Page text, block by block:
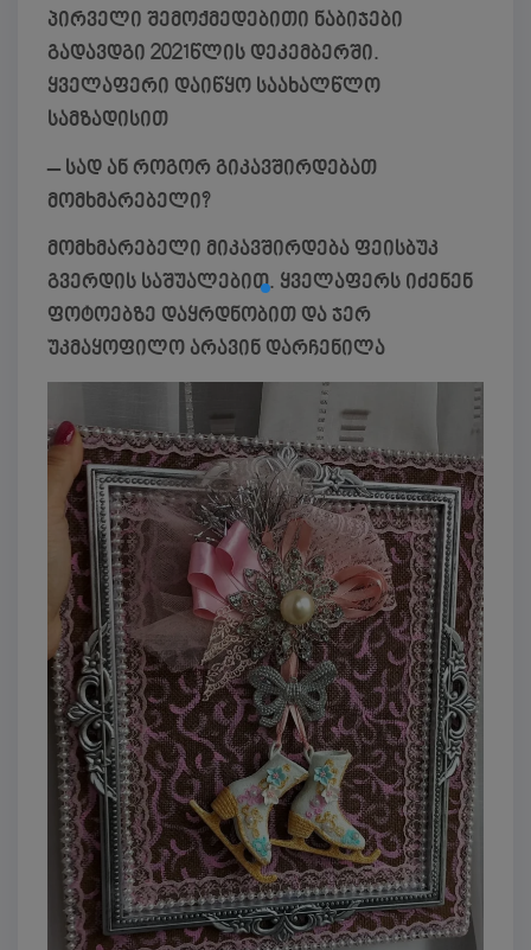
პირველი შემოქმედებითი ნაბიჯები
გადავდგი 2021წლის დეკემბერში.
ყველაფერი დაიწყო საახალწლო
სამზადისით
– სად ან როგორ გიკავშირდებათ
მომხმარებელი?
მომხმარებელი მიკავშირდება ფეისბუკ
გვერდის საშუალებით. ყველაფერს იძენენ
ფოტოებზე დაყრდნობით და ჯერ
უკმაყოფილო არავინ დარჩენილა